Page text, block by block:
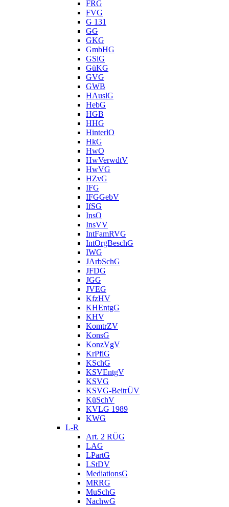
FRG
FVG
G 131
GG
GKG
GmbHG
GSiG
GüKG
GVG
GWB
HAuslG
HebG
HGB
HHG
HinterlO
HkG
HwO
HwVerwdtV
HwVG
HZvG
IFG
IFGGebV
IfSG
InsO
InsVV
IntFamRVG
IntOrgBeschG
IWG
JArbSchG
JFDG
JGG
JVEG
KfzHV
KHEntgG
KHV
KomtrZV
KonsG
KonzVgV
KrPflG
KSchG
KSVEntgV
KSVG
KSVG-BeitrÜV
KüSchV
KVLG 1989
KWG
L-R
Art. 2 RÜG
LAG
LPartG
LStDV
MediationsG
MRRG
MuSchG
NachwG